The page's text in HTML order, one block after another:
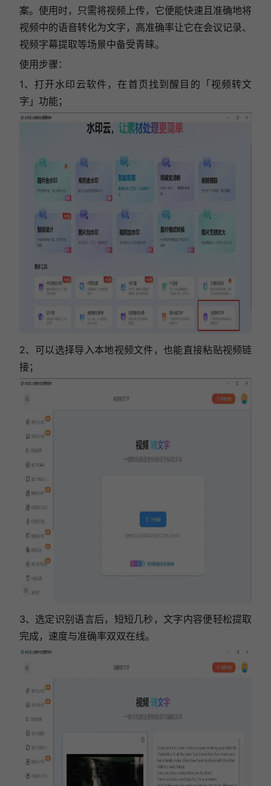
案。使用时，只需将视频上传，它便能快速且准确地将
视频中的语音转化为文字，高准确率让它在会议记录、
视频字幕提取等场景中备受青睐。
使用步骤：
1、打开水印云软件，在首页找到醒目的「视频转文
字」功能；
2、可以选择导入本地视频文件，也能直接粘贴视频链
接；
3、选定识别语言后，短短几秒，文字内容便轻松提取
完成，速度与准确率双双在线。